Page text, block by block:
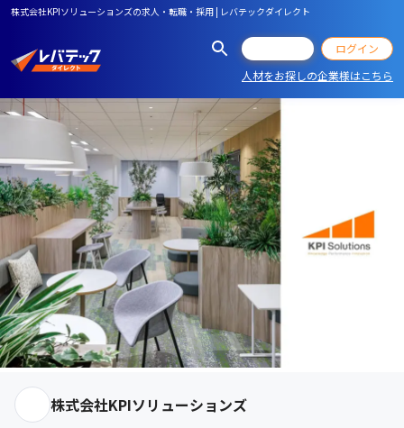
株式会社KPIソリューションズの求人・転職・採用 | レバテックダイレクト
ログイン
人材をお探しの企業様はこちら
株式会社KPIソリューションズ